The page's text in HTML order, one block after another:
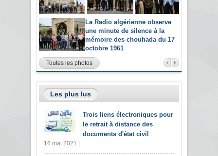
La Radio algérienne observe
une minute de silence à la
mémoire des chouhada du 17
octobre 1961
Toutes les photos
Les plus lus
Trois liens électroniques pour
le retrait à distance des
documents d'état civil
16 mai 2021 |